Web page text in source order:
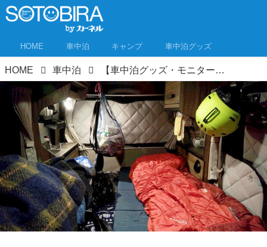
HOME 車中泊 キャンプ 車中泊グッズ
HOME 車中泊 【車中泊グッズ・モニターレポート②】シェード、マット、寝袋、車中泊 三種の神器編